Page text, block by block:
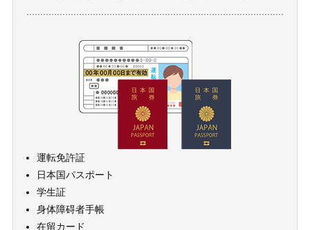
運転免許証
日本国パスポート
学生証
身体障碍者手帳
在留カード